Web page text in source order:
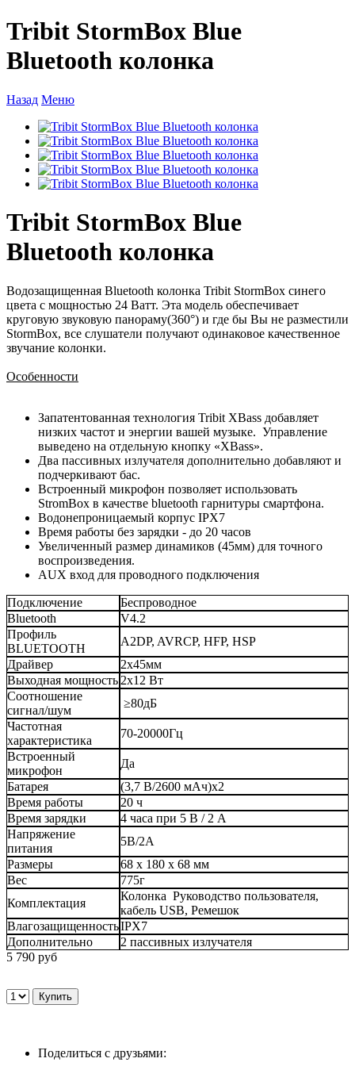
Tribit StormBox Blue
Bluetooth колонка
Назад Меню
Tribit StormBox Blue
Bluetooth колонка
Водозащищенная Bluetooth колонка Tribit StormBox синего
цвета с мощностью 24 Ватт. Эта модель обеспечивает
круговую звуковую панораму(360°) и где бы Вы не разместили
StormBox, все слушатели получают одинаковое качественное
звучание колонки.
Особенности
Запатентованная технология Tribit XBass добавляет
низких частот и энергии вашей музыке. Управление
выведено на отдельную кнопку «XBass».
Два пассивных излучателя дополнительно добавляют и
подчеркивают бас.
Встроенный микрофон позволяет использовать
StromBox в качестве bluetooth гарнитуры смартфона.
Водонепроницаемый корпус IPX7
Время работы без зарядки - до 20 часов
Увеличенный размер динамиков (45мм) для точного
воспроизведения.
AUX вход для проводного подключения
Подключение
Беспроводное
Bluetooth
V4.2
Профиль
BLUETOOTH
A2DP, AVRCP, HFP, HSP
Драйвер
2х45мм
Выходная мощность 2х12 Вт
Соотношение
сигнал/шум
≥80дБ
Частотная
характеристика
70-20000Гц
Встроенный
микрофон
Да
Батарея
(3,7 В/2600 мАч)х2
Время работы
20 ч
Время зарядки
4 часа при 5 В / 2 А
Напряжение
питания
5В/2А
Размеры
68 х 180 х 68 мм
Вес
775г
Комплектация
Колонка Руководство пользователя,
кабель USB, Ремешок
ВлагозащищенностьIPX7
Дополнительно
2 пассивных излучателя
5 790 руб
Поделиться с друзьями: